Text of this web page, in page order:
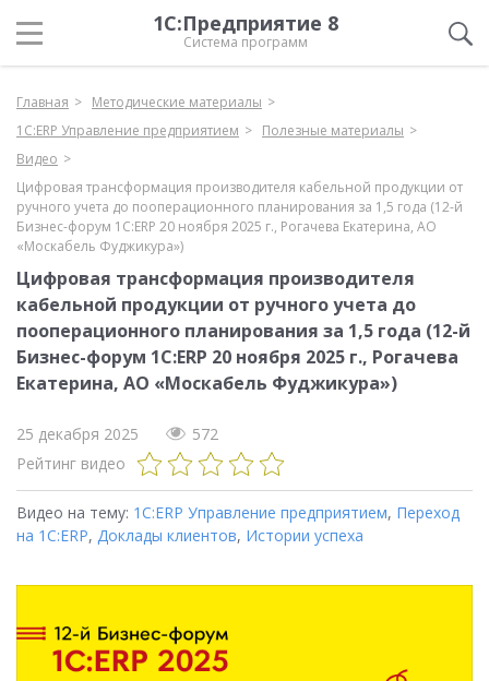
1С:Предприятие 8
Система программ
Главная
Методические материалы
1С:ERP Управление предприятием
Полезные материалы
Видео
Цифровая трансформация производителя кабельной продукции от
ручного учета до пооперационного планирования за 1,5 года (12-й
Бизнес-форум 1С:ERP 20 ноября 2025 г., Рогачева Екатерина, АО
«Москабель Фуджикура»)
Цифровая трансформация производителя
кабельной продукции от ручного учета до
пооперационного планирования за 1,5 года (12-й
Бизнес-форум 1С:ERP 20 ноября 2025 г., Рогачева
Екатерина, АО «Москабель Фуджикура»)
25 декабря 2025
572
Рейтинг видео
Видео на тему: 1С:ERP Управление предприятием, Переход
на 1C:ERP, Доклады клиентов, Истории успеха